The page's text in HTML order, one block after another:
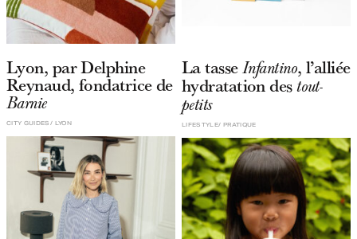
Lyon, par Delphine
Reynaud, fondatrice de
Barnie
CITY GUIDES LYON
La tasseInfantino, l’alliée
hydratation destout-
petits
LIFESTYLE PRATIQUE